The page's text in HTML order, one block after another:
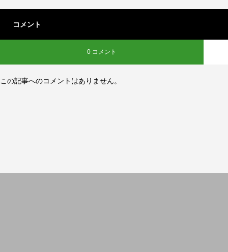
コメント
0 コメント
この記事へのコメントはありません。